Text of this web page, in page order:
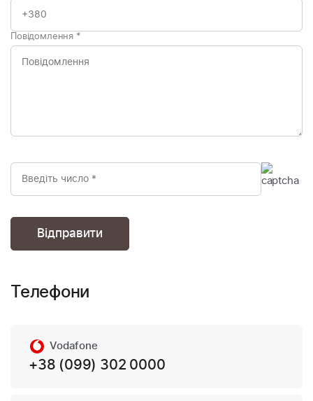
Повідомлення *
Телефони
Vodafone
+38 (099) 302 0000